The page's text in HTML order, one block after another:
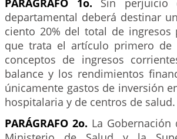
PARÁGRAFO 1o. Sin perjuicio
departamental deberá destinar
ciento 20% del total de
que trata el artículo primero
conceptos de ingresos
balance y los rendimientos
únicamente gastos de inversión
hospitalaria y de centros de salud.
PARÁGRAFO 2o. La